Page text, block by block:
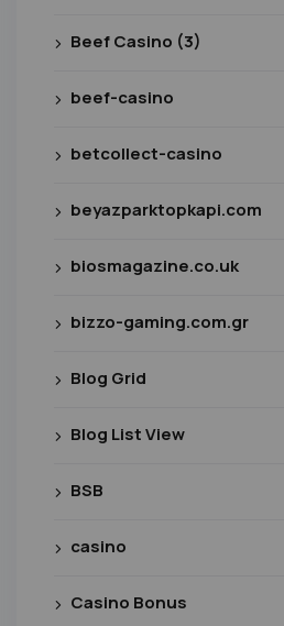
Beef Casino (3)
beef-casino
betcollect-casino
beyazparktopkapi.com
biosmagazine.co.uk
bizzo-gaming.com.gr
Blog Grid
Blog List View
BSB
casino
Casino Bonus